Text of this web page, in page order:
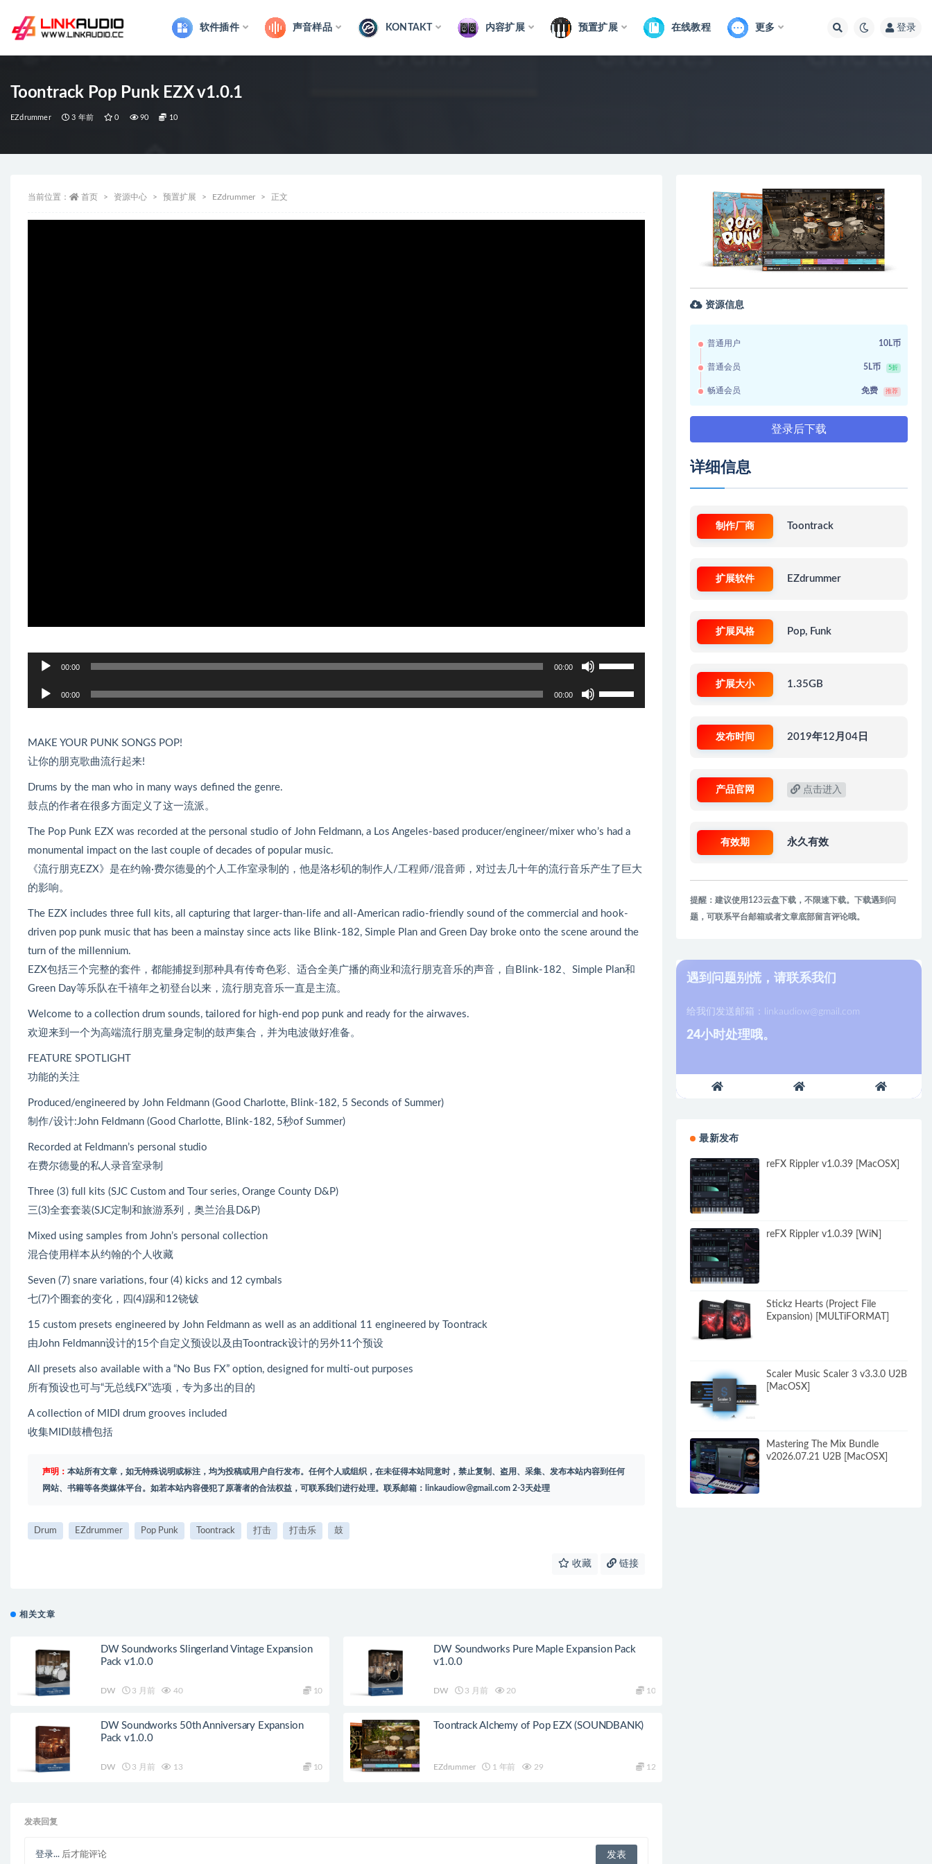
软件插件 声音样品 KONTAKT 内容扩展 预置扩展 在线教程 更多 登录
Toontrack Pop Punk EZX v1.0.1
EZdrummer 3 年前 0 90 10
当前位置： 首页 资源中心 预置扩展 EZdrummer 正文
放
00:00 00:00
上
/
高
低
量
放
器
00:00 00:00
增
或
音
量
MAKE YOUR PUNK SONGS POP!
让你的朋克歌曲流行起来!
Drums by the man who in many ways defined the genre.
鼓点的作者在很多方面定义了这一流派。
The Pop Punk EZX was recorded at the personal studio of John Feldmann, a Los Angeles-based producer/engineer/mixer who’s had a
monumental impact on the last couple of decades of popular music.
《流行朋克EZX》是在约翰·费尔德曼的个人工作室录制的，他是洛杉矶的制作人/工程师/混音师，对过去几十年的流行音乐产生了巨大
的影响。
The EZX includes three full kits, all capturing that larger-than-life and all-American radio-friendly sound of the commercial and hook-
driven pop punk music that has been a mainstay since acts like Blink-182, Simple Plan and Green Day broke onto the scene around the
turn of the millennium.
EZX包括三个完整的套件，都能捕捉到那种具有传奇色彩、适合全美广播的商业和流行朋克音乐的声音，自Blink-182、Simple Plan和
Green Day等乐队在千禧年之初登台以来，流行朋克音乐一直是主流。
Welcome to a collection drum sounds, tailored for high-end pop punk and ready for the airwaves.
欢迎来到一个为高端流行朋克量身定制的鼓声集合，并为电波做好准备。
FEATURE SPOTLIGHT
功能的关注
Produced/engineered by John Feldmann (Good Charlotte, Blink-182, 5 Seconds of Summer)
制作/设计:John Feldmann (Good Charlotte, Blink-182, 5秒of Summer)
Recorded at Feldmann’s personal studio
在费尔德曼的私人录音室录制
Three (3) full kits (SJC Custom and Tour series, Orange County D&P)
三(3)全套套装(SJC定制和旅游系列，奥兰治县D&P)
Mixed using samples from John’s personal collection
混合使用样本从约翰的个人收藏
Seven (7) snare variations, four (4) kicks and 12 cymbals
七(7)个圈套的变化，四(4)踢和12铙钹
15 custom presets engineered by John Feldmann as well as an additional 11 engineered by Toontrack
由John Feldmann设计的15个自定义预设以及由Toontrack设计的另外11个预设
All presets also available with a “No Bus FX” option, designed for multi-out purposes
所有预设也可与“无总线FX”选项，专为多出的目的
A collection of MIDI drum grooves included
收集MIDI鼓槽包括
声明： 本站所有文章，如无特殊说明或标注，均为投稿或用户自行发布。任何个人或组织，在未征得本站同意时，禁止复制、盗用、采集、发布本站内容到任何
网站、书籍等各类媒体平台。如若本站内容侵犯了原著者的合法权益，可联系我们进行处理。联系邮箱： linkaudiow@gmail.com 2-3天处理
Drum EZdrummer Pop Punk Toontrack 打击 打击乐 鼓
收藏 链接
相关文章
DW Soundworks Slingerland Vintage Expansion
Pack v1.0.0
DW 3 月前 40 10
DW Soundworks Pure Maple Expansion Pack
v1.0.0
DW 3 月前 20 10
DW Soundworks 50th Anniversary Expansion
Pack v1.0.0
DW 3 月前 13 10
Toontrack Alchemy of Pop EZX (SOUNDBANK)
EZdrummer 1 年前 29 12
发表回复
登录... 后才能评论
资源信息
普通用户 10L币
普通会员 5L币 5折
畅通会员 免费 推荐
登录后下载
详细信息
制作厂商 Toontrack
扩展软件 EZdrummer
扩展风格 Pop, Funk
扩展大小 1.35GB
发布时间 2019年12月04日
产品官网 点击进入
有效期 永久有效
提醒：建议使用123云盘下载，不限速下载。下载遇到问
题，可联系平台邮箱或者文章底部留言评论哦。
遇到问题别慌，请联系我们
给我们发送邮箱： linkaudiow@gmail.com
24小时处理哦。
最新发布
reFX Rippler v1.0.39 [MacOSX]
reFX Rippler v1.0.39 [WiN]
Stickz Hearts (Project File
Expansion) [MULTiFORMAT]
Scaler Music Scaler 3 v3.3.0 U2B
[MacOSX]
Mastering The Mix Bundle
v2026.07.21 U2B [MacOSX]
全部